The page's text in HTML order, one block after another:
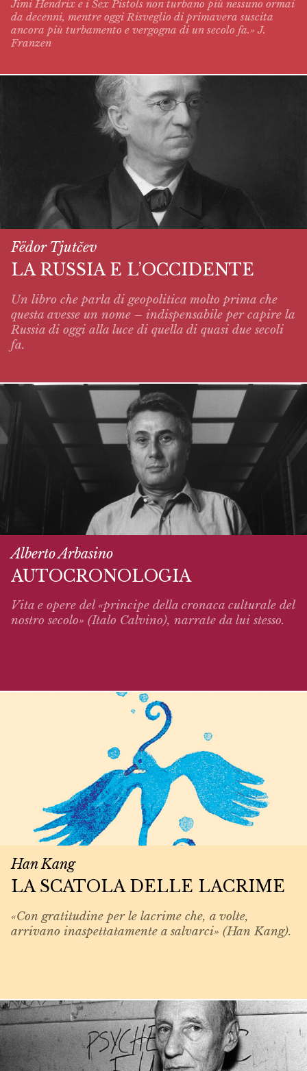
Jimi Hendrix e i Sex Pistols non turbano più nessuno ormai
da decenni, mentre oggi Risveglio di primavera suscita
ancora più turbamento e vergogna di un secolo fa.» J.
Franzen
Fëdor Tjutčev
LA RUSSIA E L’OCCIDENTE
Un libro che parla di geopolitica molto prima che
questa avesse un nome – indispensabile per capire la
Russia di oggi alla luce di quella di quasi due secoli
fa.
Alberto Arbasino
AUTOCRONOLOGIA
Vita e opere del «principe della cronaca culturale del
nostro secolo» (Italo Calvino), narrate da lui stesso.
Han Kang
LA SCATOLA DELLE LACRIME
«Con gratitudine per le lacrime che, a volte,
arrivano inaspettatamente a salvarci» (Han Kang).